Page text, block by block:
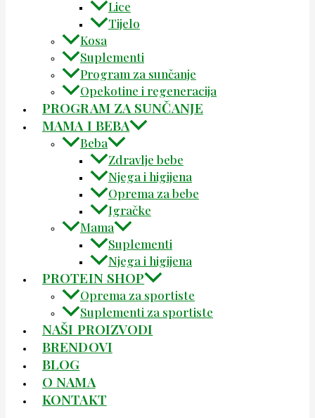
Lice
Tijelo
Kosa
Suplementi
Program za sunčanje
Opekotine i regeneracija
PROGRAM ZA SUNČANJE
MAMA I BEBA
Beba
Zdravlje bebe
Njega i higijena
Oprema za bebe
Igračke
Mama
Suplementi
Njega i higijena
PROTEIN SHOP
Oprema za sportiste
Suplementi za sportiste
NAŠI PROIZVODI
BRENDOVI
BLOG
O NAMA
KONTAKT